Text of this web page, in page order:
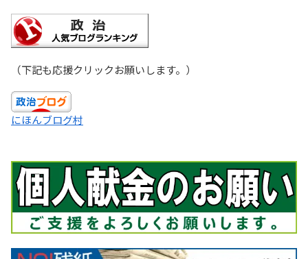
（下記も応援クリックお願いします。）
にほんブログ村